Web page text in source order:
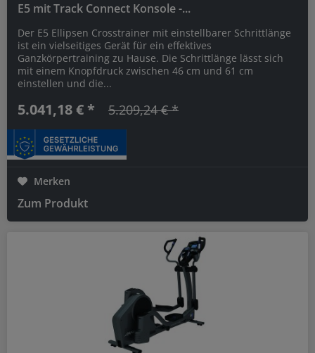
E5 mit Track Connect Konsole -...
Der E5 Ellipsen Crosstrainer mit einstellbarer Schrittlänge
ist ein vielseitiges Gerät für ein effektives
Ganzkörpertraining zu Hause. Die Schrittlänge lässt sich
mit einem Knopfdruck zwischen 46 cm und 61 cm
einstellen und die...
5.041,18 € * 5.209,24 € *
Merken
Zum Produkt